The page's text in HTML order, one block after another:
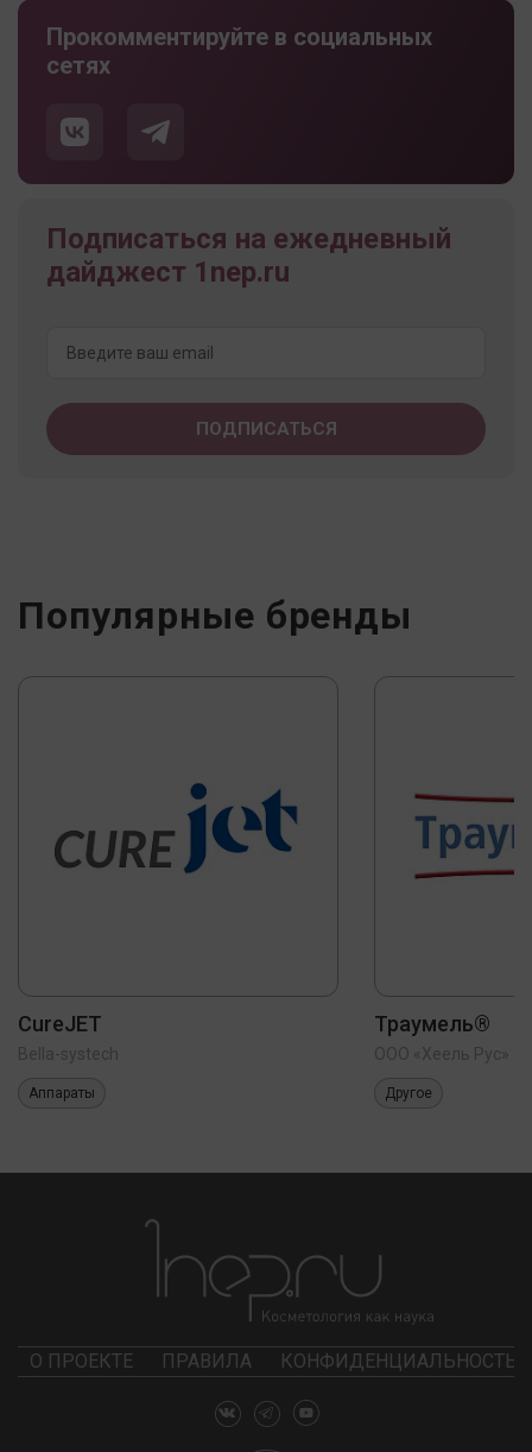
Прокомментируйте в социальных
сетях
Подписаться на ежедневный
дайджест 1nep.ru
Популярные бренды
CureJET
Bella-systech
Аппараты
Траумель®
ООО «Хеель Рус»
Другое
О ПРОЕКТЕ ПРАВИЛА КОНФИДЕНЦИАЛЬНОСТЬ